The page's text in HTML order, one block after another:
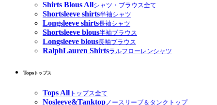
Shirts Blous Allシャツ・ブラウス全て
Shortsleeve shirts半袖シャツ
Longsleeve shirts長袖シャツ
Shortsleeve blous半袖ブラウス
Longsleeve blous長袖ブラウス
RalphLauren Shirtsラルフローレンシャツ
Tops トップス
Tops All トップス全て
Nosleeve&Tanktopノースリーブ＆タンクトップ